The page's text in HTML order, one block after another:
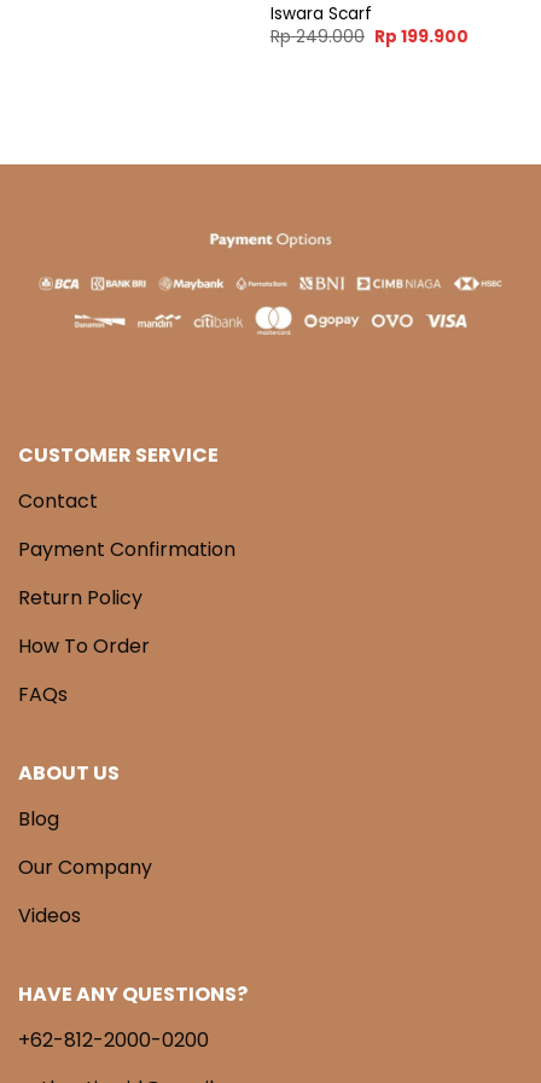
Rp 199.000.Iswara Scarf
Rp249.000 Original
price
Rp 199.900Current
CUSTOMER SERVICE
Contact
Payment Confirmation
Return Policy
How To Order
FAQs
ABOUT US
Blog
Our Company
Videos
HAVE ANY QUESTIONS?
+62-812-2000-0200